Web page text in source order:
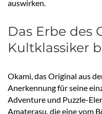
auswirken.
Das Erbe des
Kultklassiker
Okami, das Original aus
Anerkennung für seine
Adventure und Puzzle-
Amaterasu, die eine vom